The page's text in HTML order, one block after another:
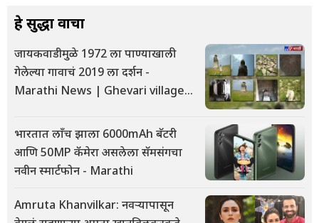
हे सुद्धा वाचा
जायकवाडीमुळे 1972 ला पाण्याखाली
गेलेल्या गावाचं 2019 ला दर्शन -
Marathi News | Ghevari village
भारतात लाँच झाला 6000mAh बॅटरी
आणि 50MP कॅमेरा असलेला सॅमसंगचा
नवीन स्मार्टफोन - Marathi
Amruta Khanvilkar: नवऱ्यापासून